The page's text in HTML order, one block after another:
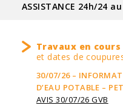
ASSISTANCE 24h/24
Travaux en cours
et dates de
30/07/26 –
D’EAU POTABLE –
AVIS 30/07/26 GVB